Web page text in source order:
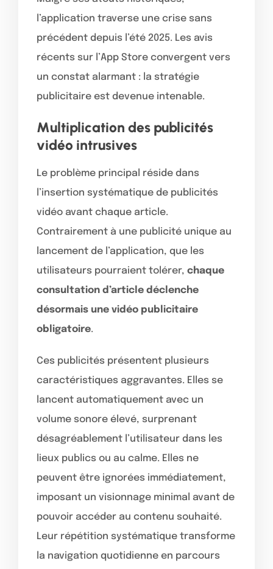
l’application traverse une crise sans
précédent depuis l’été 2025. Les avis
récents sur l’App Store convergent vers
un constat alarmant : la stratégie
publicitaire est devenue intenable.
Multiplication des publicités
vidéo intrusives
Le problème principal réside dans
l’insertion systématique de publicités
vidéo avant chaque article.
Contrairement à une publicité unique au
lancement de l’application, que les
utilisateurs pourraient tolérer, chaque
consultation d’article déclenche
désormais une vidéo publicitaire
obligatoire.
Ces publicités présentent plusieurs
caractéristiques aggravantes. Elles se
lancent automatiquement avec un
volume sonore élevé, surprenant
désagréablement l’utilisateur dans les
lieux publics ou au calme. Elles ne
peuvent être ignorées immédiatement,
imposant un visionnage minimal avant de
pouvoir accéder au contenu souhaité.
Leur répétition systématique transforme
la navigation quotidienne en parcours